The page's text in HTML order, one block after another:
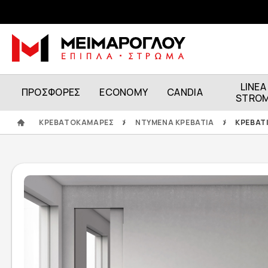
ΠΡΟΣΦΟΡΕΣ ECONOMY CANDIA
LINEA
ΚΡΕΒΑΤΟΚΑΜΑΡΕΣ / ΝΤΥΜΕΝΑ ΚΡΕΒΑΤΙΑ /